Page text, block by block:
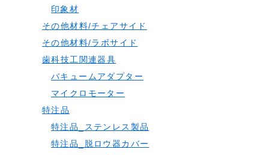
印象材
その他材料/チェアサイド
その他材料/ラボサイド
歯科技工関連器具
バキュームアダプター
マイクロモーター
特注品
特注品_ステンレス製品
特注品_脱ロウ器カバー